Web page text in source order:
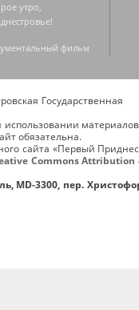
утро,
фильм
Государственная
обязательна.
сайта «Первый
Commons Attribution
MD-3300, пер.